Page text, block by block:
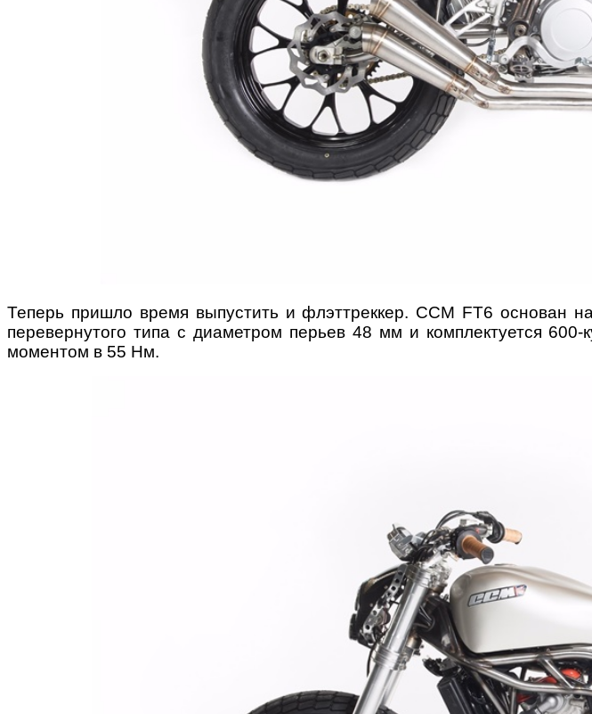
Теперь пришло время выпустить и флэттреккер. CCM FT6 основан
перевернутого типа с диаметром перьев 48 мм и комплектуется
моментом в 55 Нм.